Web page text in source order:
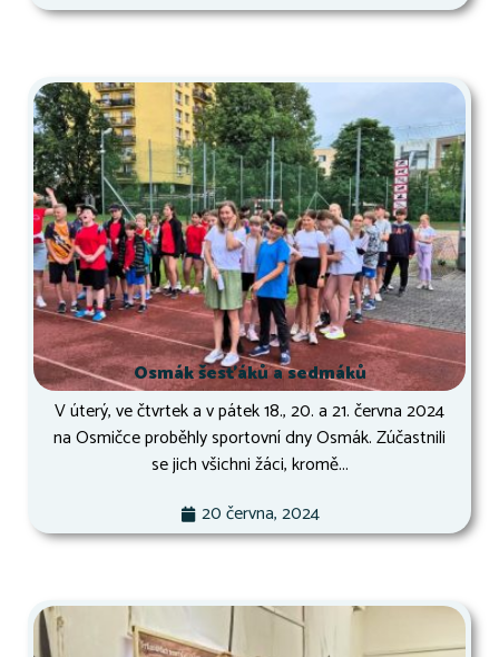
Osmák šesťáků a sedmáků
V úterý, ve čtvrtek a v pátek 18., 20. a 21. června 2024
na Osmičce proběhly sportovní dny Osmák. Zúčastnili
se jich všichni žáci, kromě...
20 června, 2024